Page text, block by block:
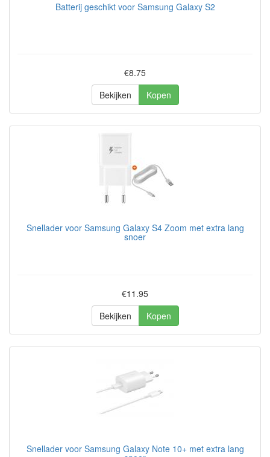
Batterij geschikt voor Samsung Galaxy S2
€8.75
Bekijken
Kopen
Snellader voor Samsung Galaxy S4 Zoom met extra lang
snoer
€11.95
Bekijken
Kopen
Snellader voor Samsung Galaxy Note 10+ met extra lang